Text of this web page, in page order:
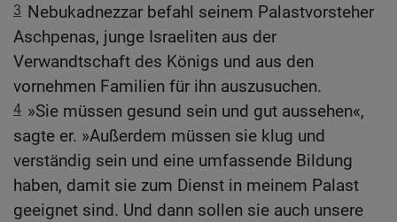
3 Nebukadnezzar befahl seinem Palastvorsteher
Aschpenas, junge Israeliten aus der
Verwandtschaft des Königs und aus den
vornehmen Familien für ihn auszusuchen.
4 »Sie müssen gesund sein und gut aussehen«,
sagte er. »Außerdem müssen sie klug und
verständig sein und eine umfassende Bildung
haben, damit sie zum Dienst in meinem Palast
geeignet sind. Und dann sollen sie auch unsere